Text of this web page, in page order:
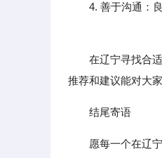
4. 善于沟通：良
在辽宁寻找合适
推荐和建议能对大
结尾寄语
愿每一个在辽